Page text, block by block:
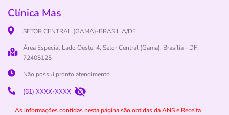
Clínica Mas
SETOR CENTRAL (GAMA)-BRASILIA/DF
Área Especial Lado Oeste, 4, Setor Central (Gama), Brasília - DF,
72405125
Não possui pronto atendimento
(61) XXXX-XXXX
As informações contidas nesta página são obtidas da ANS e Receita